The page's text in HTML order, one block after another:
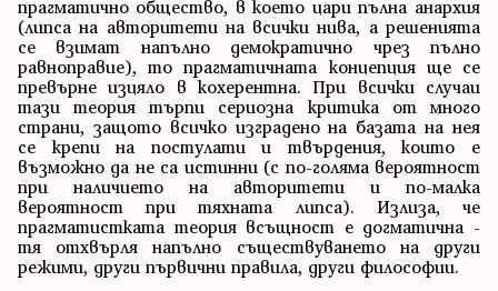
прагматично общество, в което цари пълна анархия
(липса на авторитети на всички нива, а решенията
се взимат напълно демократично чрез пълно
равноправие), то прагматичната концепция ще се
превърне изцяло в кохерентна. При всички случаи
тази теория търпи сериозна критика от много
страни, защото всичко изградено на базата на нея
се крепи на постулати и твърдения, които е
възможно да не са истинни (с по-голяма вероятност
при наличието на авторитети и по-малка
вероятност при тяхната липса). Излиза, че
прагматистката теория всъщност е догматична -
тя отхвърля напълно съществуването на други
режими, други първични правила, други философии.